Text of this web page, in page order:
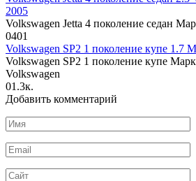
2005
Volkswagen Jetta 4 поколение седан
0401
Volkswagen SP2 1 поколение купе 1.7
Volkswagen SP2 1 поколение купе
Volkswagen
01.3к.
Добавить комментарий
Имя
*
Email
*
Сайт